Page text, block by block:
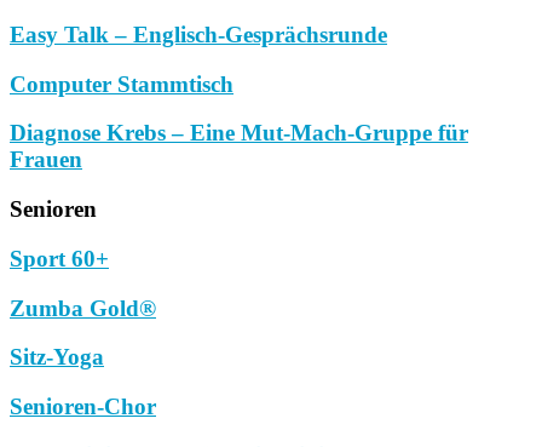
Easy Talk – Englisch-Gesprächsrunde
Computer Stammtisch
Diagnose Krebs – Eine Mut-Mach-Gruppe für
Frauen
Senioren
Sport 60+
Zumba Gold®
Sitz-Yoga
Senioren-Chor